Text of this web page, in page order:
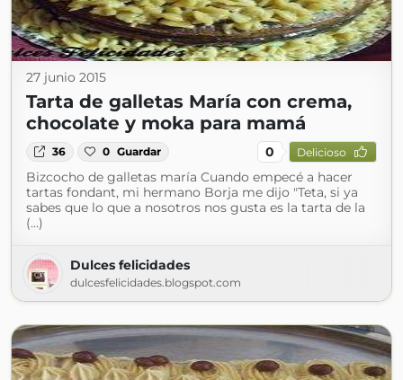
27 junio 2015
Tarta de galletas María con crema,
chocolate y moka para mamá
36 0 Guardar 0 Delicioso
Bizcocho de galletas maría Cuando empecé a hacer
tartas fondant, mi hermano Borja me dijo "Teta, si ya
sabes que lo que a nosotros nos gusta es la tarta de la
(...)
Dulces felicidades
dulcesfelicidades.blogspot.com